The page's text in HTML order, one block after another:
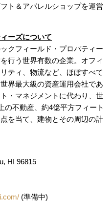
ト＆アパレルショップを運営
ーズについて
クフィールド・プロパティー
行う世界有数の企業。オフィ
ティ、物流など、ほぼすべて
界最大級の資産運用会社であ
・マネジメントに代わり、世
の不動産、約4億平方フィート
を当て、建物とその周辺の計
HI 96815
(準備中)